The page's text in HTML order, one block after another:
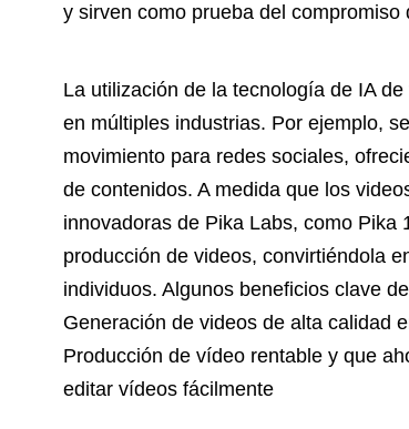
y sirven como prueba del
La utilización de la tecnología de IA
en múltiples industrias. Por ejemplo,
movimiento para redes sociales,
de contenidos. A medida que los
innovadoras de Pika Labs, como
producción de videos, convirtiéndola
individuos. Algunos beneficios clave
Generación de videos de alta calidad
Producción de vídeo rentable y que
editar vídeos fácilmente